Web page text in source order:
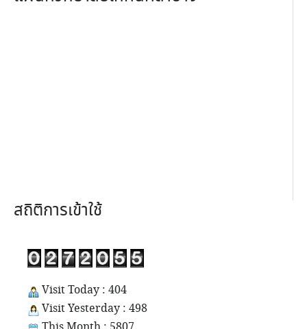
สถิติการเข้าใช้
Visit Today : 404
Visit Yesterday : 498